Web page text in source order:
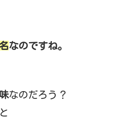
なのですね。
なのだろう？